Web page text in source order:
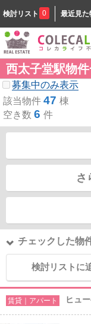
検討リスト 0 最近見た
西太子堂駅物
募集中のみ表示
該当物件 47 棟
空き数 6 件
さ
チェックした物
検討リストに
賃貸｜アパート ヒュ